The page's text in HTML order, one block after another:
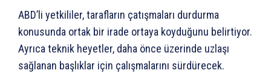
ABD’li yetkililer, tarafların çatışmaları durdurma
konusunda ortak bir irade ortaya koyduğunu belirtiyor.
Ayrıca teknik heyetler, daha önce üzerinde uzlaşı
sağlanan başlıklar için çalışmalarını sürdürecek.